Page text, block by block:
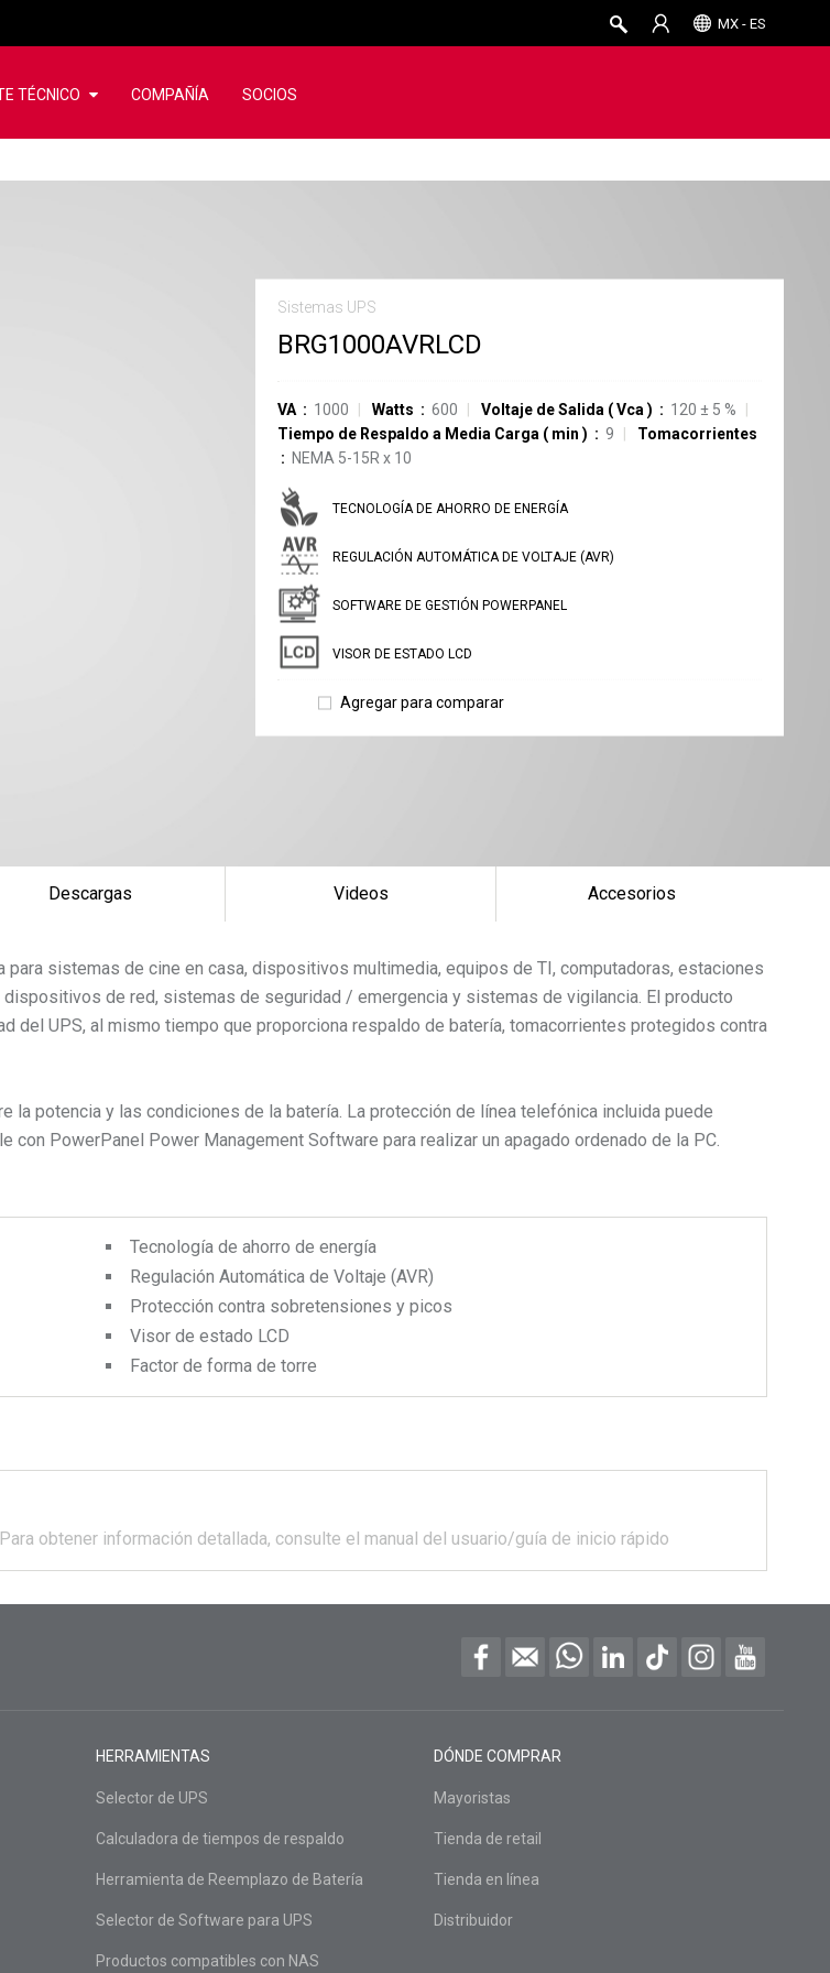
MX - ES
TÉCNICO COMPAÑÍA SOCIOS
Sistemas UPS
BRG1000AVRLCD
VA 1000 Watts 600 Voltaje de Salida (Vca ) 120 ± 5 %
Tiempo de Respaldo a Media Carga ( min ) 9
Tomacorrientes
NEMA 5-15R x 10
TECNOLOGÍA DE AHORRO DE ENERGÍA
REGULACIÓN AUTOMÁTICA DE VOLTAJE (AVR)
SOFTWARE DE GESTIÓN POWERPANEL
VISOR DE ESTADO LCD
Agregar para comparar
Descargas Videos Accesorios
sistemas de cine en casa, dispositivos multimedia, equipos de TI, computadoras, estaciones
de red, sistemas de seguridad / emergencia y sistemas de vigilancia. El producto
del UPS, al mismo tiempo que proporciona respaldo de batería, tomacorrientes protegidos contra
la potencia y las condiciones de la batería. La protección de línea telefónica incluida puede
PowerPanel Power Management Software para realizar un apagado ordenado de la PC.
Tecnología de ahorro de energía
Regulación Automática de Voltaje (AVR)
Protección contra sobretensiones y picos
Visor de estado LCD
Factor de forma de torre
Para obtener información detallada, consulte el manual del usuario/guía de inicio rápido
HERRAMIENTAS
Selector de UPS
Calculadora de tiempos de respaldo
Herramienta de Reemplazo de Batería
Selector de Software para UPS
Productos compatibles con NAS
DÓNDE COMPRAR
Mayoristas
Tienda de retail
Tienda en línea
Distribuidor